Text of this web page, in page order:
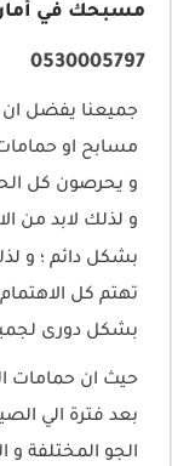
مسبحك في
0530005797
جميعنا يفضل ان
مسابح او
و يحرصون كل
و لذلك لابد من
بشكل دائم ؛ و
تهتم كل
بشكل دورى
حيث ان حمامات
بعد فترة الي
الجو المختلفة